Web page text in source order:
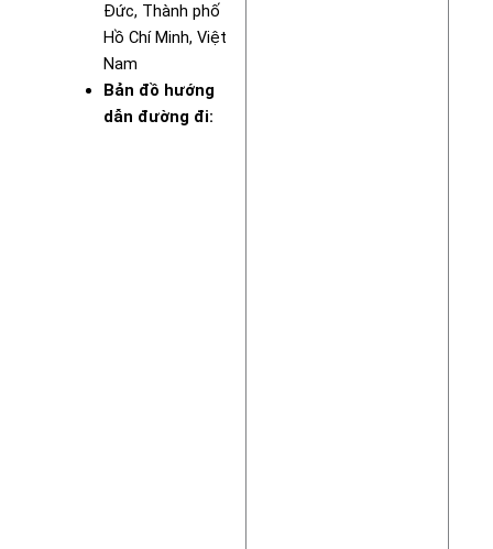
Đức, Thành phố
Hồ Chí Minh, Việt
Nam
Bản đồ hướng
dẫn đường đi: